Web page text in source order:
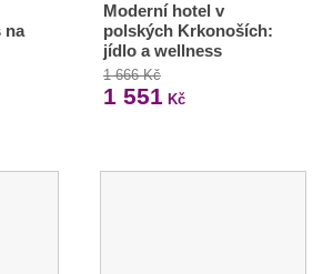
na
Moderní hotel v
polských Krkonoších:
jídlo a wellness
1 666 Kč
1 551 Kč